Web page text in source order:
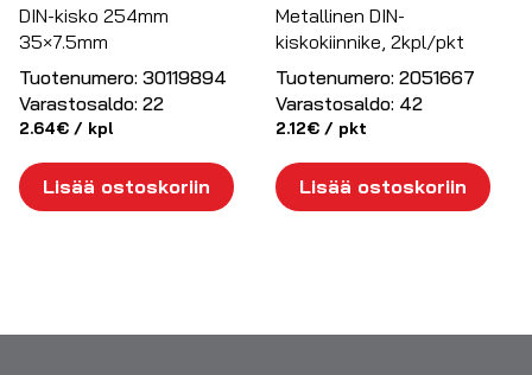
DIN-kisko 254mm
35×7.5mm
Tuotenumero: 30119894
Varastosaldo: 22
2.64€ / kpl
Lisää ostoskoriin
Metallinen DIN-
kiskokiinnike, 2kpl/pkt
Tuotenumero: 2051667
Varastosaldo: 42
2.12€ / pkt
Lisää ostoskoriin